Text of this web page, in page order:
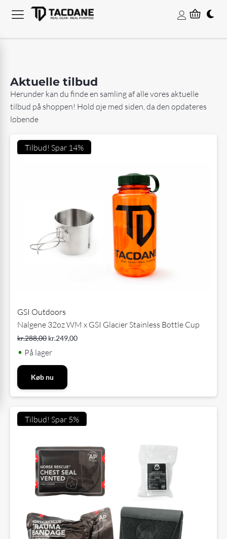
Aktuelle tilbud
Herunder kan du finde en samling af alle vores aktuelle
tilbud på shoppen! Hold øje med siden, da den opdateres
løbende
Tilbud! Spar 14%
GSI Outdoors
Nalgene 32oz WM x GSI Glacier Stainless Bottle Cup
kr.288,00 kr.249,00
• På lager
Køb nu
Tilbud! Spar 5%